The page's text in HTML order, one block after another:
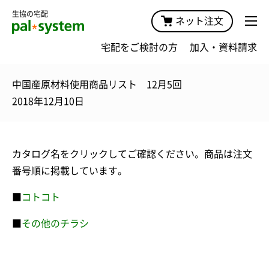
生協の宅配
ネット注文
宅配をご検討の方 加入・資料請求
中国産原材料使用商品リスト 12月5回
2018年12月10日
カタログ名をクリックしてご確認ください。商品は注文
番号順に掲載しています。
コトコト
その他のチラシ